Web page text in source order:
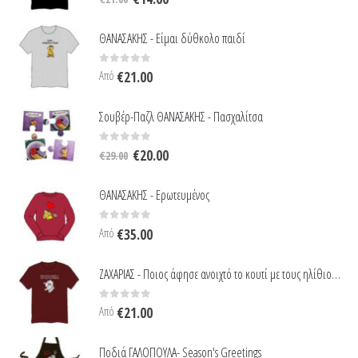
€21.00.
τιμή
είναι:
ΘΑΝΑΣΑΚΗΣ - Είμαι δύθκολο παιδί
0 out of 5
Από €21.00
Σουβέρ-Παζλ ΘΑΝΑΣΑΚΗΣ - Πασχαλίτσα
out of 5
€29.00 Original
€29.00.
€20.00Η
είναι:
ΘΑΝΑΣΑΚΗΣ - Ερωτευμένος
0 out of 5
Από €35.00
ΖΑΧΑΡΙΑΣ - Ποιος άφησε ανοιχτό το κουτί με τους ηλίθιους ;
0 out of 5
Από €21.00
Ποδιά ΓΑΛΟΠΟΥΛΑ- Season's Greetings